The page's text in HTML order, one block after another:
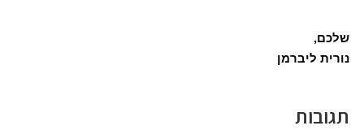
שלכם,
נורית ליברמן
תגובות